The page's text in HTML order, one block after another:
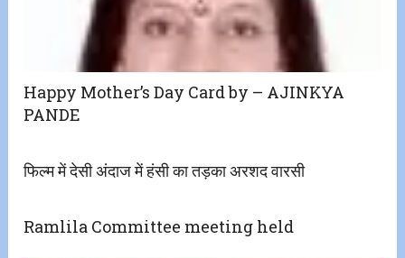
Happy Mother’s Day Card by – AJINKYA
PANDE
फिल्म में देसी अंदाज में हंसी का तड़का अरशद वारसी
Ramlila Committee meeting held